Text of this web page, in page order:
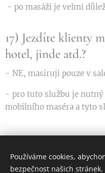
- po masáži je velmi
17) Jezdíte klienty
hotel, jinde atd.?
- NE, masíruji pouze v
- pro tuto službu je
mobilního maséra a tyto
Používáme cookies,
bezpečnost našich